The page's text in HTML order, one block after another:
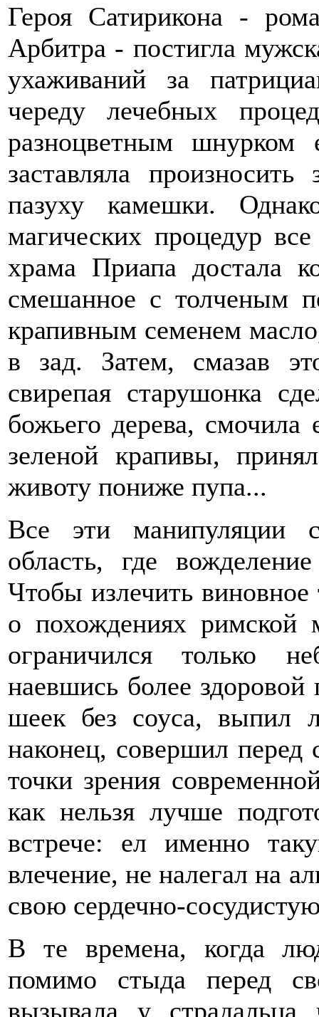
Героя Сатирикона -
Арбитра - постигла
ухаживаний за
череду лечебных
разноцветным
заставляла
пазуху камешки.
магических процедур
храма Приапа достала
смешанное с толченым
крапивным семенем
в зад. Затем, смазав
свирепая старушонка
божьего дерева,
зеленой крапивы,
животу пониже пупа...
Все эти манипуляции
область, где
Чтобы излечить
о похождениях
ограничился только
наевшись более
шеек без соуса, выпил
наконец, совершил
точки зрения
как нельзя лучше
встрече: ел именно
влечение, не налегал на
свою сердечно-
В те времена, когда
помимо стыда перед
вызывала у страдальца